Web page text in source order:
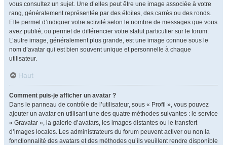
vous consultez un sujet. Une d’elles peut être une image associée à votre
rang, généralement représentée par des étoiles, des carrés ou des ronds.
Elle permet d’indiquer votre activité selon le nombre de messages que vous
avez publié, ou permet de différencier votre statut particulier sur le forum.
L’autre image, généralement plus grande, est une image connue sous le
nom d’avatar qui est bien souvent unique et personnelle à chaque
utilisateur.
Haut
Comment puis-je afficher un avatar ?
Dans le panneau de contrôle de l’utilisateur, sous « Profil », vous pouvez
ajouter un avatar en utilisant une des quatre méthodes suivantes : le service
« Gravatar », la galerie d’avatars, les images distantes ou le transfert
d’images locales. Les administrateurs du forum peuvent activer ou non la
fonctionnalité des avatars et des méthodes qu’ils veuillent rendre disponible